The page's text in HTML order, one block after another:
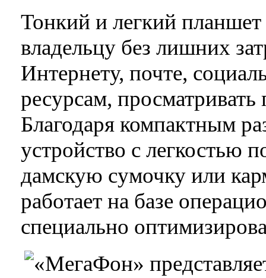
Тонкий и легкий
владельцу без лишних
Интернету, почте,
ресурсам,
Благодаря компактным
устройство с легкостью
дамскую сумочку или
работает на базе
специально